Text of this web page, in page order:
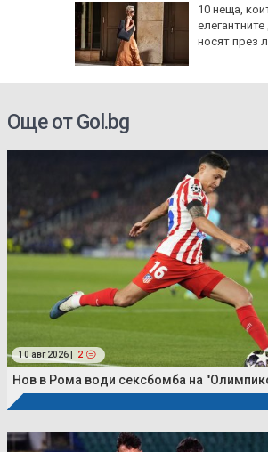
10 неща,
носят през
Още от Gol.bg
10 авг 2026 | 2
Нов в Рома води сексбомба на